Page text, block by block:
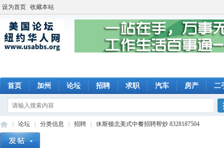
设为首页 收藏本站
首页 加州 论坛 招聘 求职 汽车 房产 二
论坛 分类信息 招聘 休斯顿北美式中餐招聘帮炒 8328187504